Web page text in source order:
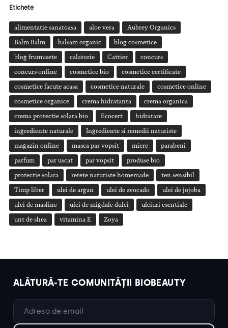
Etichete
alimentatie sanatoasa aloe vera Aubrey Organics
Balm Balm balsam organic blog cosmetice
blog frumusete calatorie Cattier concurs
concurs online cosmetice bio cosmetice certificate
cosmetice facute acasa cosmetice naturale cosmetice online
cosmetice organice crema hidratanta crema organica
crema protectie solara bio Ecocert hidratare
ingrediente naturale Ingrediente si remedii naturiste
magazin online masca par vopsit miere parabeni
parfum par uscat par vopsit produse bio
protectie solara retete naturiste homemade ten sensibil
Timp liber ulei de argan ulei de avocado ulei de jojoba
ulei de masline ulei de migdale dulci uleiuri esentiale
unt de shea vitamina E Zoya
ALĂTURĂ-TE COMUNITĂȚII BIOBEAUTY